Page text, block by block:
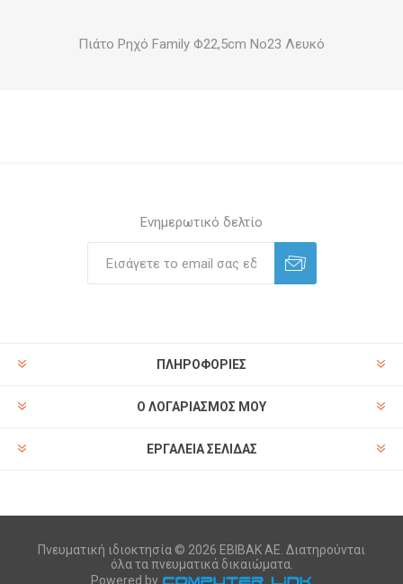
Πιάτο Ρηχό Family Φ22,5cm Νο23 Λευκό
Ενημερωτικό δελτίο
ΠΛΗΡΟΦΟΡΊΕΣ
Ο ΛΟΓΑΡΙΑΣΜΌΣ ΜΟΥ
ΕΡΓΑΛΕΊΑ ΣΕΛΊΔΑΣ
Πνευματική ιδιοκτησία © 2026 ΕΒΙΒΑΚ ΑΕ. Διατηρούνται
όλα τα πνευματικά δικαιώματα.
Powered by